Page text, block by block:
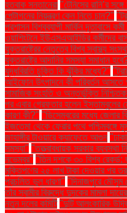
হতবাক সন্তানেরা "টেনিসের রানি’র
পেন্টাগনের নিয়ন্ত্রণ কেন নিতে চান?"
প্রশাসন বিশ্বব্যাপী মার্কিন দূতাবাসে
ওয়াশিংটনে ইউএসএআইডির কর্মীদের
যুক্তরাষ্ট্রের নেতৃত্বে বিশ্ব স্বাস্থ্য
যুক্তরাষ্ট্রে আদানির সমস্যা সমাধান
যুদ্ধবিরতি চুক্তি কি ঝুঁকির মধ্যে?"
আইফোন উৎপাদনে কী পরিবর্তন আসতে
সামাজিক সংহতি ও অন্তর্ভুক্তি
পর এবার গ্রেফতার হলেন ইস্তাম্বুলের
কারণ কী?" "ডিসেম্বরের মধ্যে জেলার
ইজতেমা থেকে ফেরার পথে
জাহাঙ্গীর টাওয়ারে ক্যাফেতে আগুন
সমস্যা" "তত্ত্বাবধায়ক সরকার ব্যবস্থা
নভেম্বর" "তিন দশকে ৩০ বিশ্ব রেকর্ড:
মুক্তিপণের ২৫ লাখ টাকা দেওয়ার পর
প্রচলিত ভুল ধারণা" "দিনাজপুরে মৌসুম
তাঁর স্বামীর বিরুদ্ধে দুদকের মামলা
নতুন দলের কমিটি "দুটি আলংকারিক